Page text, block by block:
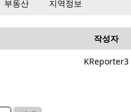
부동산 지역정보
작성자
KReporter3